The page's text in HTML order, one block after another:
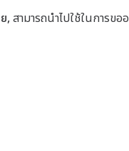
, สามารถนำไปใช้ในการข